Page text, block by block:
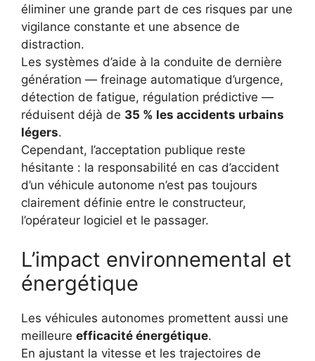
éliminer une grande part de ces risques par une
vigilance constante et une absence de
distraction.
Les systèmes d’aide à la conduite de dernière
génération — freinage automatique d’urgence,
détection de fatigue, régulation prédictive —
réduisent déjà de 35 % les accidents urbains
légers.
Cependant, l’acceptation publique reste
hésitante : la responsabilité en cas d’accident
d’un véhicule autonome n’est pas toujours
clairement définie entre le constructeur,
l’opérateur logiciel et le passager.
L’impact environnemental et
énergétique
Les véhicules autonomes promettent aussi une
meilleure efficacité énergétique.
En ajustant la vitesse et les trajectoires de